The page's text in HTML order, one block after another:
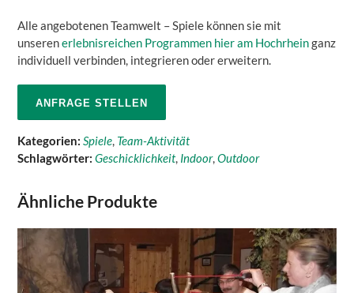
Alle angebotenen Teamwelt – Spiele können sie mit
unserenerlebnisreichen Programmen hier am Hochrheinganz
individuell verbinden, integrieren oder erweitern.
ANFRAGE STELLEN
Kategorien: Spiele, Team-Aktivität
Schlagwörter: Geschicklichkeit, Indoor,Outdoor
Ähnliche Produkte